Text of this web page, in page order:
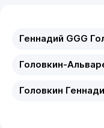
Геннадий GGG
Головкин-
Головкин